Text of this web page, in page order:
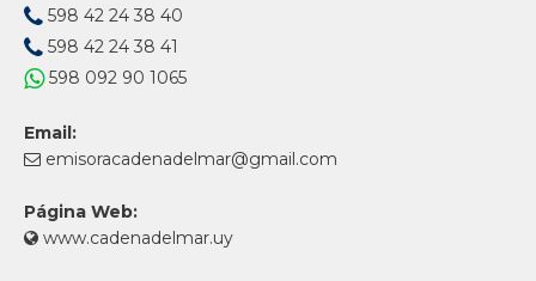
598 42 24 38 40
598 42 24 38 41
598 092 90 1065
Email:
emisoracadenadelmar@gmail.com
Página Web:
www.cadenadelmar.uy